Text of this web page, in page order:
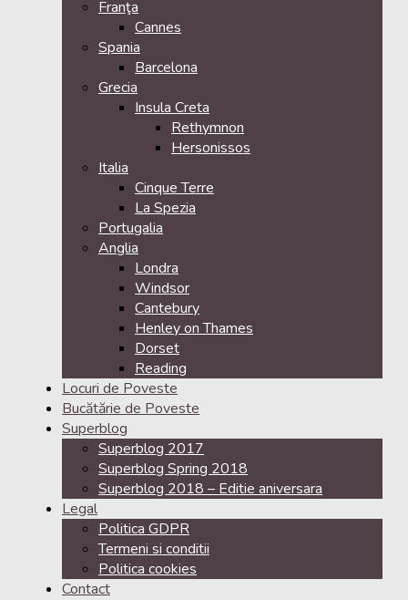
Franţa
Cannes
Spania
Barcelona
Grecia
Insula Creta
Rethymnon
Hersonissos
Italia
Cinque Terre
La Spezia
Portugalia
Anglia
Londra
Windsor
Cantebury
Henley on Thames
Dorset
Reading
Locuri de Poveste
Bucătărie de Poveste
Superblog
Superblog 2017
Superblog Spring 2018
Superblog 2018 – Editie aniversara
Legal
Politica GDPR
Termeni si conditii
Politica cookies
Contact